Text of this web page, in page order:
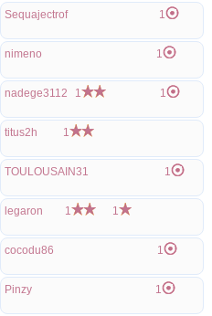
Sequajectrof 1
nimeno 1
nadege3112 1 1
titus2h 1
TOULOUSAIN31 1
legaron 1 1
cocodu86 1
Pinzy 1